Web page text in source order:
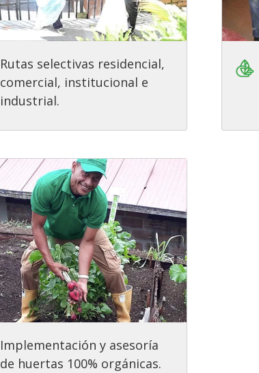
Rutas selectivas residencial,
comercial, institucional e
industrial.
Implementación y asesoría
de huertas 100% orgánicas.